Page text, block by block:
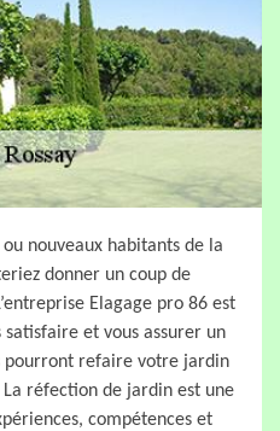
nouveaux habitants de la
donner un coup de
Elagage pro 86 est
satisfaire et vous assurer un
pourront refaire votre jardin
réfection de jardin est une
compétences et